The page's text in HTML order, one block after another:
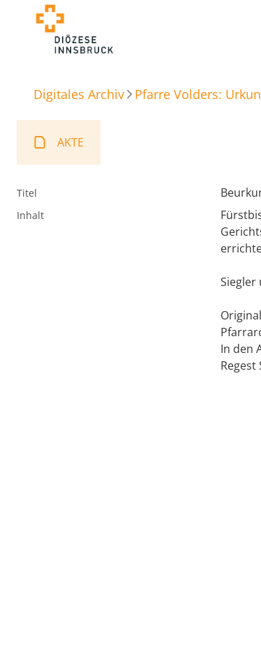
Digitales Archiv Pfarre Volders:
AKTE
Titel
Inhalt
Siegler
In den
Regest